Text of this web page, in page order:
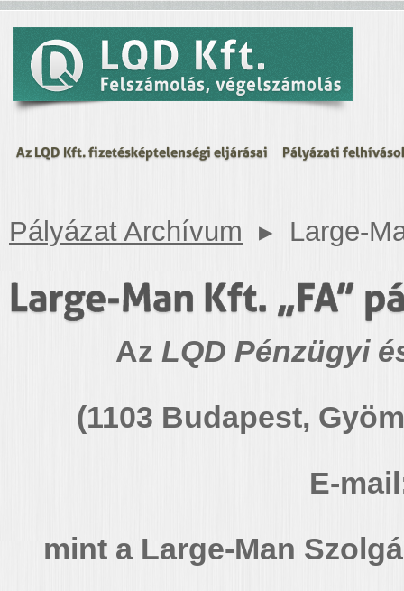
Az LQD Kft. fizetésképtelenségi eljárásai Pályázati
Pályázat Archívum ▸ Large-
Large-Man Kft. „FA”
Az LQD Pénzügyi
(1103 Budapest,
E-
mint a Large-Man